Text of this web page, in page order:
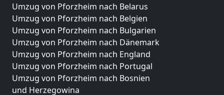
Umzug von Pforzheim nach Belarus
Umzug von Pforzheim nach Belgien
Umzug von Pforzheim nach Bulgarien
Umzug von Pforzheim nach Dänemark
Umzug von Pforzheim nach England
Umzug von Pforzheim nach Portugal
Umzug von Pforzheim nach Bosnien
und Herzegowina